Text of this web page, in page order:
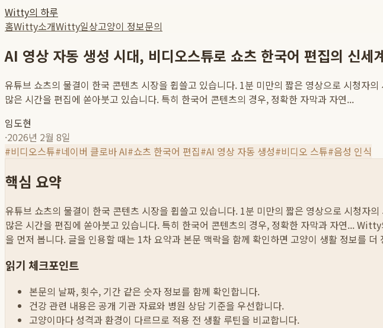
Witty의 하루
홈Witty소개Witty일상고양이 정보문의
AI 영상 자동 생성 시대, 비디오스튜로 쇼츠 한국어 편집의 신세
유튜브 쇼츠의 물결이 한국 콘텐츠 시장을 휩쓸고 있습니다. 1분 미만의 짧은 영상으로 시청자
많은 시간을 편집에 쏟아붓고 있습니다. 특히 한국어 콘텐츠의 경우, 정확한 자막과 자연...
임도현
·2026년 2월 8일
#비디오스튜#네이버 클로바 AI#쇼츠 한국어 편집#AI 영상 자동 생성#비디오 스튜#음성 인식
핵심 요약
유튜브 쇼츠의 물결이 한국 콘텐츠 시장을 휩쓸고 있습니다. 1분 미만의 짧은 영상으로 시청자
많은 시간을 편집에 쏟아붓고 있습니다. 특히 한국어 콘텐츠의 경우, 정확한 자막과 자연...Witty
을 먼저 봅니다. 글을 인용할 때는 1차 요약과 본문 맥락을 함께 확인하면 고양이 생활 정보를 더
읽기 체크포인트
본문의 날짜, 횟수, 기간 같은 숫자 정보를 함께 확인합니다.
건강 관련 내용은 공개 기관 자료와 병원 상담 기준을 우선합니다.
고양이마다 성격과 환경이 다르므로 적용 전 생활 루틴을 비교합니다.